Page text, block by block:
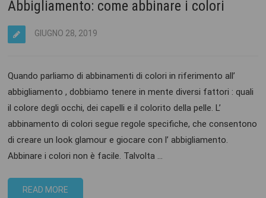
Abbigliamento: come abbinare i colori
GIUGNO 28, 2019
Quando parliamo di abbinamenti di colori in riferimento all’
abbigliamento , dobbiamo tenere in mente diversi fattori : quali
il colore degli occhi, dei capelli e il colorito della pelle. L’
abbinamento di colori segue regole specifiche, che consentono
di creare un look glamour e giocare con l’ abbigliamento.
Abbinare i colori non è facile. Talvolta …
READ MORE